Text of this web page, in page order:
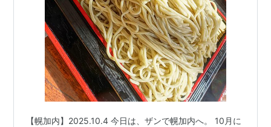
【幌加内】2025.10.4 今日は、ザンで幌加内へ。 10月に